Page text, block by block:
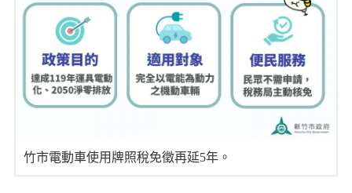
竹市電動車使用牌照稅免徵再延5年。